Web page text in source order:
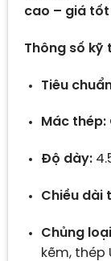
cao – giá
Thông số kỹ
Tiêu
Mác thép:
Độ dày:
Chiều dài
Chủng
kẽm, thép